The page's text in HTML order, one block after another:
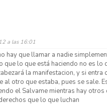
a las 16:01
hay que llamar a nadie
que lo que está haciendo no es
la manifestacion, y si
al otro que estaba, pues se sale.
el Salvame mientras hay
que lo que luchan